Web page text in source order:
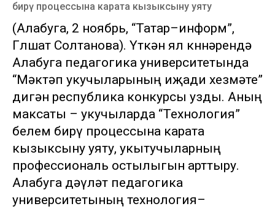
бирү процессына карата кызыксыну уяту
(Алабуга, 2 ноябрь, “Татар–информ”,
Гөлшат Солтанова). Үткән ял көннәрендә
Алабуга педагогика университетында
“Мәктәп укучыларының иҗади хезмәте”
дигән республика конкурсы узды. Аның
максаты – укучыларда “Технология”
белем бирү процессына карата
кызыксыну уяту, укытучыларның
профессиональ остылыгын арттыру.
Алабуга дәүләт педагогика
университетының технология–